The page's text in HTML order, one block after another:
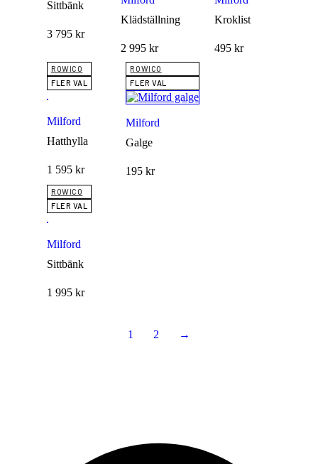
Sittbänk
3 795 kr
Klädställning
2 995kr
Kroklist
495kr
ROWICO
FLER VAL
Milford
Hatthylla
1 595 kr
ROWICO
FLER VAL
Milford
Galge
195kr
ROWICO
FLER VAL
Milford
Sittbänk
1 995 kr
1 2 →